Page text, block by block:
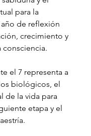
para la
de reflexión
crecimiento y
consciencia.
el 7 representa a
biológicos, el
de la vida para
etapa y el